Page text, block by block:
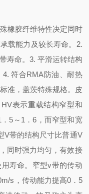
橡胶纤维特性决定同时
载能力及较长寿命。 2.
寿命。 3. 平滑运转结构
4. 符合RMA防油、耐热
准，盖茨特殊规格。
皮
表示重载结构窄型和
5～1．6，而窄型和宽
V带的结构尺寸比普通V
同时强力均匀，有效接
寿命。窄型v带的传动
s，传动能力提高0．5